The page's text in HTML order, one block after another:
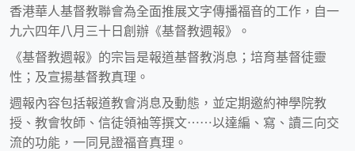
香港華人基督教聯會為全面推展文字傳播福音的工作，自一
九六四年八月三十日創辦《基督教週報》。
《基督教週報》的宗旨是報道基督教消息；培育基督徒靈
性；及宣揚基督教真理。
週報內容包括報道教會消息及動態，並定期邀約神學院教
授、教會牧師、信徒領袖等撰文⋯⋯以達編、寫、讀三向交
流的功能，一同見證福音真理。